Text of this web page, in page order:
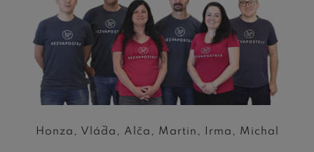
Honza, Vláďa, Alča, Martin, Irma, Michal